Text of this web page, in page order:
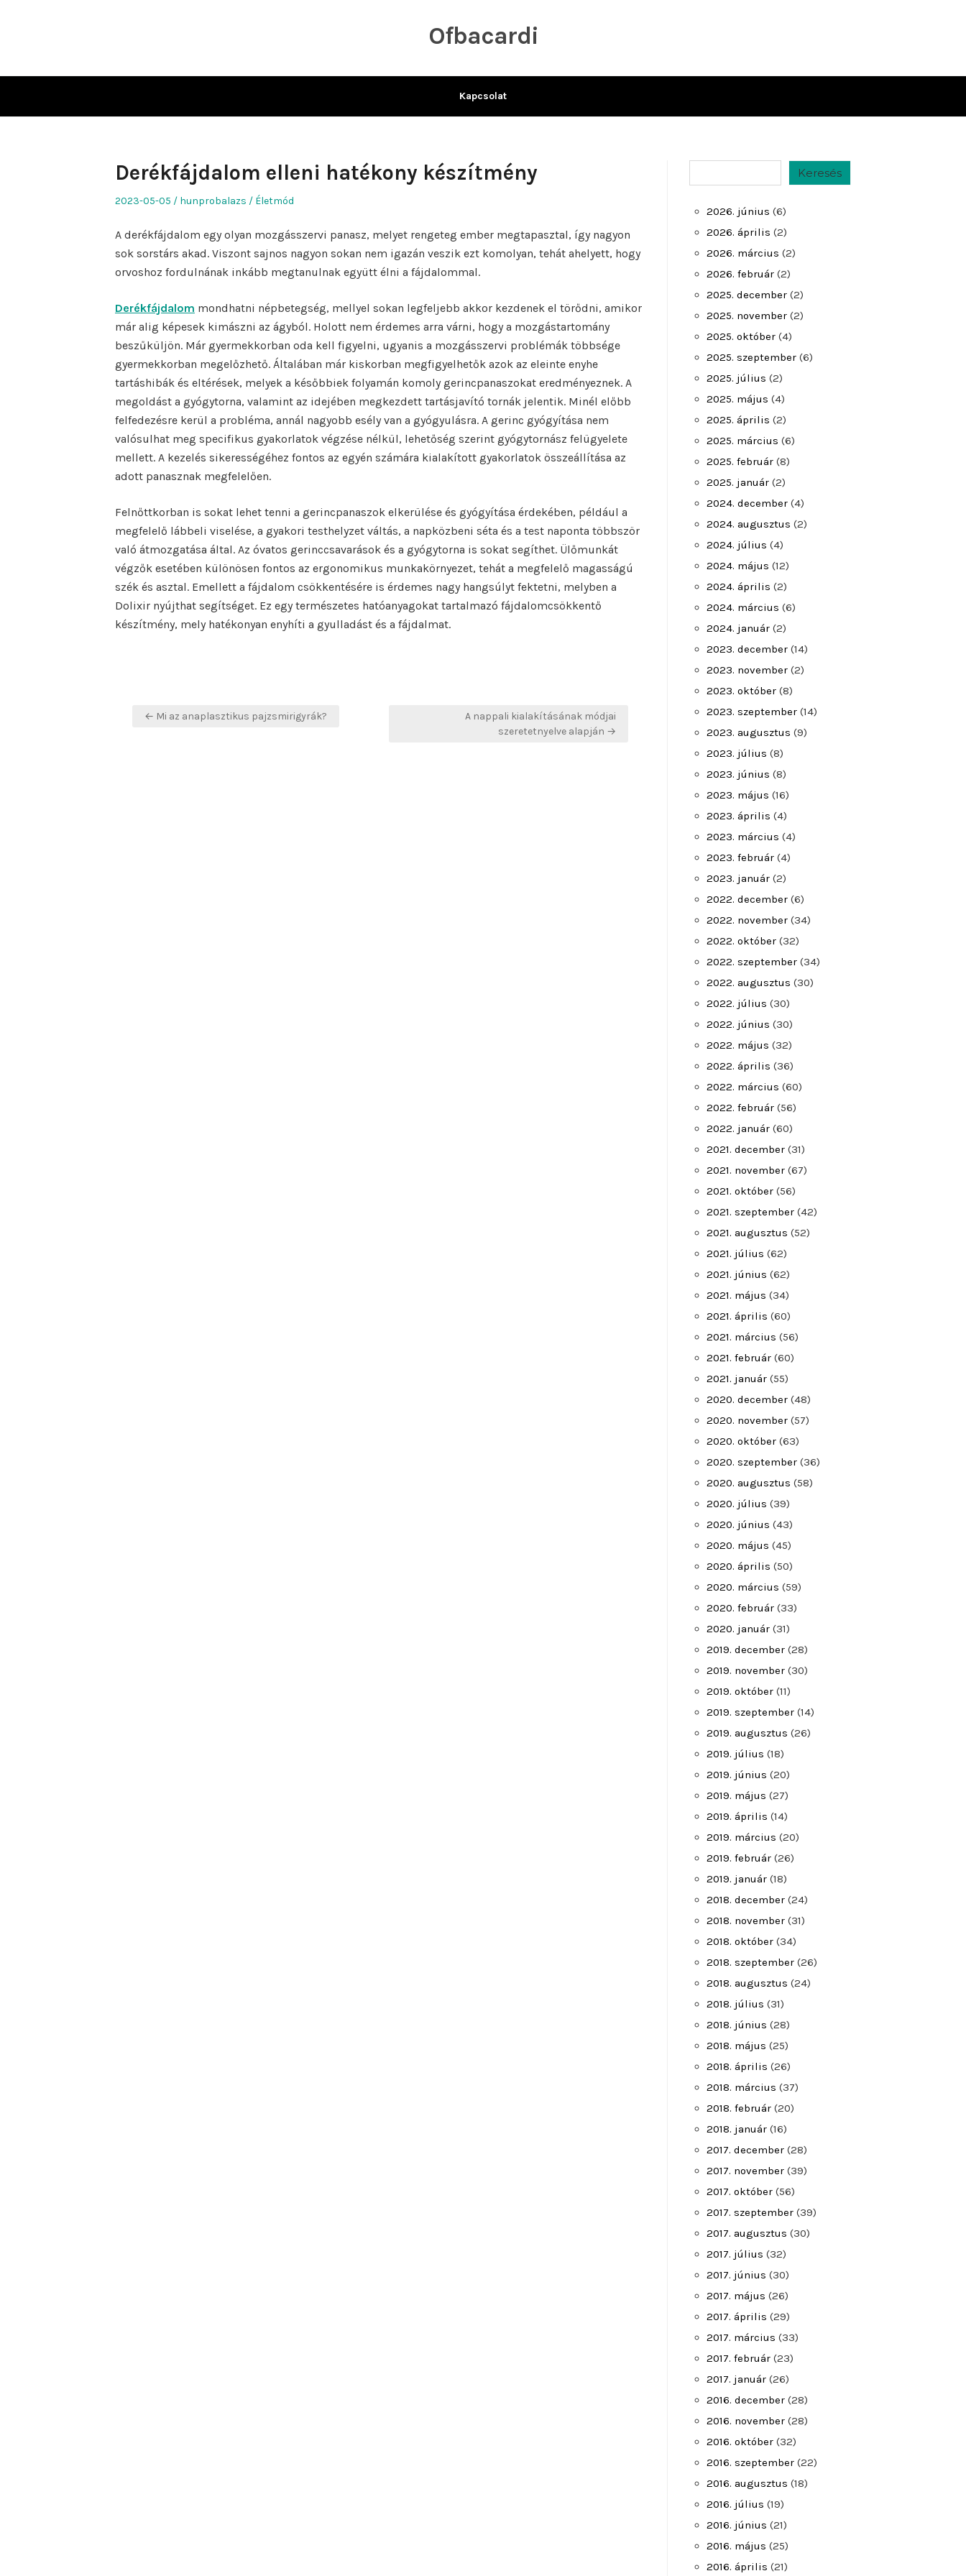
Ofbacardi
Kapcsolat
Derékfájdalom elleni hatékony készítmény
Posted
2023-05-05 Author
hunprobalazs
Posted
Életmód
A derékfájdalom egy olyan mozgásszervi panasz, melyet rengeteg ember megtapasztal, így nagyon
sok sorstárs akad. Viszont sajnos nagyon sokan nem igazán veszik ezt komolyan, tehát ahelyett, hogy
orvoshoz fordulnának inkább megtanulnak együtt élni a fájdalommal.
Derékfájdalom mondhatni népbetegség, mellyel sokan legfeljebb akkor kezdenek el törődni, amikor
már alig képesek kimászni az ágyból. Holott nem érdemes arra várni, hogy a mozgástartomány
beszűküljön. Már gyermekkorban oda kell figyelni, ugyanis a mozgásszervi problémák többsége
gyermekkorban megelőzhető. Általában már kiskorban megfigyelhetők azok az eleinte enyhe
tartáshibák és eltérések, melyek a későbbiek folyamán komoly gerincpanaszokat eredményeznek. A
megoldást a gyógytorna, valamint az idejében megkezdett tartásjavító tornák jelentik. Minél előbb
felfedezésre kerül a probléma, annál nagyobb esély van a gyógyulásra. A gerinc gyógyítása nem
valósulhat meg specifikus gyakorlatok végzése nélkül, lehetőség szerint gyógytornász felügyelete
mellett. A kezelés sikerességéhez fontos az egyén számára kialakított gyakorlatok összeállítása az
adott panasznak megfelelően.
Felnőttkorban is sokat lehet tenni a gerincpanaszok elkerülése és gyógyítása érdekében, például a
megfelelő lábbeli viselése, a gyakori testhelyzet váltás, a napközbeni séta és a test naponta többször
való átmozgatása által. Az óvatos gerinccsavarások és a gyógytorna is sokat segíthet. Ülőmunkát
végzők esetében különösen fontos az ergonomikus munkakörnyezet, tehát a megfelelő magasságú
szék és asztal. Emellett a fájdalom csökkentésére is érdemes nagy hangsúlyt fektetni, melyben a
Dolixir nyújthat segítséget. Ez egy természetes hatóanyagokat tartalmazó fájdalomcsökkentő
készítmény, mely hatékonyan enyhíti a gyulladást és a fájdalmat.
Bejegyzés
← Mi az anaplasztikus pajzsmirigyrák?
A nappali kialakításának módjai
szeretetnyelve alapján →
Keresés
2026. június (6)
2026. április (2)
2026. március (2)
2026. február (2)
2025. december (2)
2025. november (2)
2025. október (4)
2025. szeptember (6)
2025. július (2)
2025. május (4)
2025. április (2)
2025. március (6)
2025. február (8)
2025. január (2)
2024. december (4)
2024. augusztus (2)
2024. július (4)
2024. május (12)
2024. április (2)
2024. március (6)
2024. január (2)
2023. december (14)
2023. november (2)
2023. október (8)
2023. szeptember (14)
2023. augusztus (9)
2023. július (8)
2023. június (8)
2023. május (16)
2023. április (4)
2023. március (4)
2023. február (4)
2023. január (2)
2022. december (6)
2022. november (34)
2022. október (32)
2022. szeptember (34)
2022. augusztus (30)
2022. július (30)
2022. június (30)
2022. május (32)
2022. április (36)
2022. március (60)
2022. február (56)
2022. január (60)
2021. december (31)
2021. november (67)
2021. október (56)
2021. szeptember (42)
2021. augusztus (52)
2021. július (62)
2021. június (62)
2021. május (34)
2021. április (60)
2021. március (56)
2021. február (60)
2021. január (55)
2020. december (48)
2020. november (57)
2020. október (63)
2020. szeptember (36)
2020. augusztus (58)
2020. július (39)
2020. június (43)
2020. május (45)
2020. április (50)
2020. március (59)
2020. február (33)
2020. január (31)
2019. december (28)
2019. november (30)
2019. október (11)
2019. szeptember (14)
2019. augusztus (26)
2019. július (18)
2019. június (20)
2019. május (27)
2019. április (14)
2019. március (20)
2019. február (26)
2019. január (18)
2018. december (24)
2018. november (31)
2018. október (34)
2018. szeptember (26)
2018. augusztus (24)
2018. július (31)
2018. június (28)
2018. május (25)
2018. április (26)
2018. március (37)
2018. február (20)
2018. január (16)
2017. december (28)
2017. november (39)
2017. október (56)
2017. szeptember (39)
2017. augusztus (30)
2017. július (32)
2017. június (30)
2017. május (26)
2017. április (29)
2017. március (33)
2017. február (23)
2017. január (26)
2016. december (28)
2016. november (28)
2016. október (32)
2016. szeptember (22)
2016. augusztus (18)
2016. július (19)
2016. június (21)
2016. május (25)
2016. április (21)